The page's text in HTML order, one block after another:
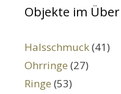
Objekte im
Halsschmuck(41)
Ohrringe (27)
Ringe (53)